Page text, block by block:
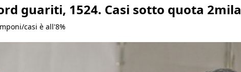
guariti, 1524. Casi sotto quota 2mila
casi è all'8%